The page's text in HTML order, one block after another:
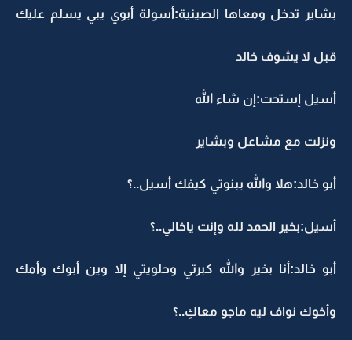
بشاير تدخل ومعاها الصينية:أسولة أبوي يبي يسلم عليك
قبل لا يشوف خالد
أسيل إستحت:إن شاء الله
ونزلت مع مشاعل وبشاير
أبو خالد:هلا والله ببنوتي كيفك أسيل..؟
أسيل:بخير الحمد لله وإنت ياخالي..؟
أبو خالد:أنا بخير والله كبرتي وحلويتي إلا وين أبوك وأمك
وأخوك نواف ليه ماجو معاكِ..؟